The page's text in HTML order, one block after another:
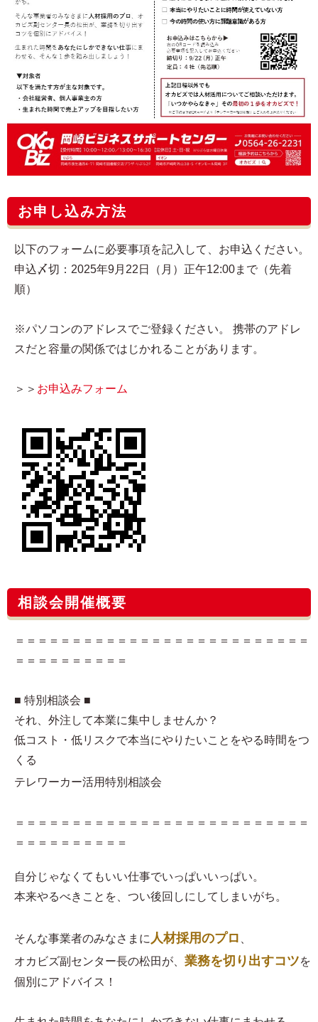
お申し込み方法
以下のフォームに必要事項を記入して、お申込ください。
申込〆切：2025年9月22日（月）正午12:00まで（先着
順）
※パソコンのアドレスでご登録ください。 携帯のアドレ
スだと容量の関係ではじかれることがあります。
＞＞ お申込みフォーム​
相談会開催概要
＝＝＝＝＝＝＝＝＝＝＝＝＝＝＝＝＝＝＝＝＝＝＝＝＝＝
＝＝＝＝＝＝＝＝＝＝
■ 特別相談会 ■
それ、外注して本業に集中しませんか？
低コスト・低リスクで本当にやりたいことをやる時間をつ
くる
テレワーカー活用特別相談会
＝＝＝＝＝＝＝＝＝＝＝＝＝＝＝＝＝＝＝＝＝＝＝＝＝＝
＝＝＝＝＝＝＝＝＝＝
自分じゃなくてもいい仕事でいっぱいいっぱい。
本来やるべきことを、つい後回しにしてしまいがち。
そんな事業者のみなさまに 人材採用のプロ
オカビズ副センター長の松田が、 業務を切り出すコツを
個別にアドバイス！